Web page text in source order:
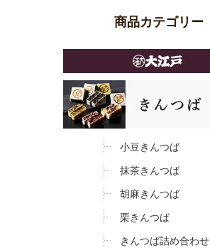
商品カテゴリー
小豆きんつば
抹茶きんつば
胡麻きんつば
栗きんつば
きんつば詰め合わせ